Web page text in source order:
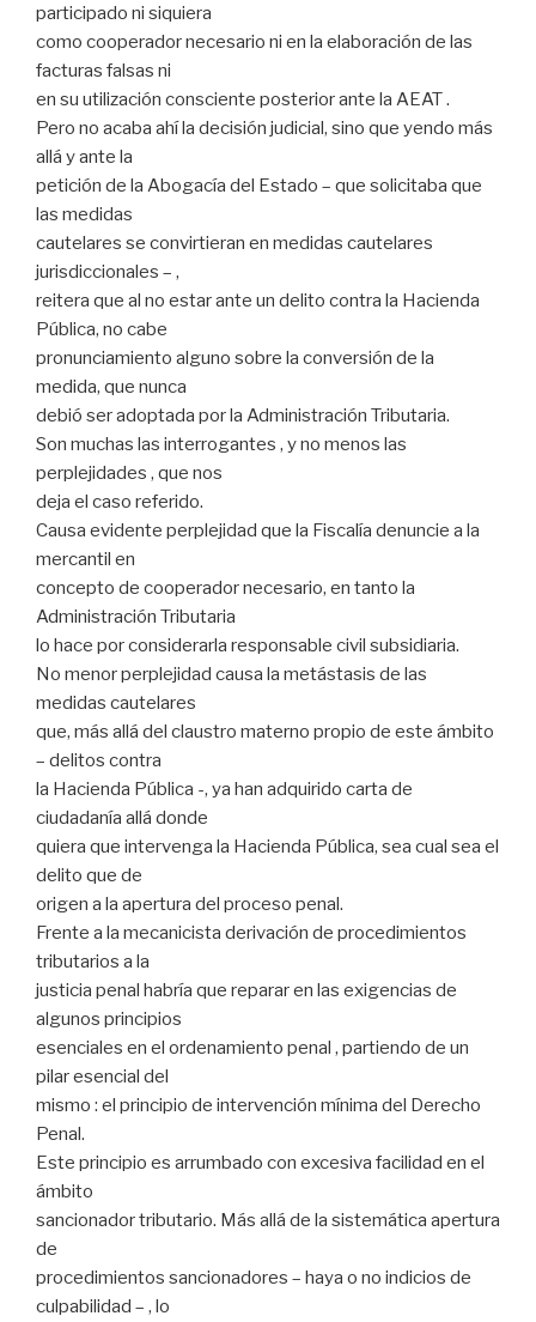
participado ni siquiera
como cooperador necesario ni en la elaboración de las
facturas falsas ni
en su utilización consciente posterior ante la AEAT .
Pero no acaba ahí la decisión judicial, sino que yendo más
allá y ante la
petición de la Abogacía del Estado – que solicitaba que
las medidas
cautelares se convirtieran en medidas cautelares
jurisdiccionales – ,
reitera que al no estar ante un delito contra la Hacienda
Pública, no cabe
pronunciamiento alguno sobre la conversión de la
medida, que nunca
debió ser adoptada por la Administración Tributaria.
Son muchas las interrogantes , y no menos las
perplejidades , que nos
deja el caso referido.
Causa evidente perplejidad que la Fiscalía denuncie a la
mercantil en
concepto de cooperador necesario, en tanto la
Administración Tributaria
lo hace por considerarla responsable civil subsidiaria.
No menor perplejidad causa la metástasis de las
medidas cautelares
que, más allá del claustro materno propio de este ámbito
– delitos contra
la Hacienda Pública -, ya han adquirido carta de
ciudadanía allá donde
quiera que intervenga la Hacienda Pública, sea cual sea el
delito que de
origen a la apertura del proceso penal.
Frente a la mecanicista derivación de procedimientos
tributarios a la
justicia penal habría que reparar en las exigencias de
algunos principios
esenciales en el ordenamiento penal , partiendo de un
pilar esencial del
mismo : el principio de intervención mínima del Derecho
Penal.
Este principio es arrumbado con excesiva facilidad en el
ámbito
sancionador tributario. Más allá de la sistemática apertura
de
procedimientos sancionadores – haya o no indicios de
culpabilidad – , lo